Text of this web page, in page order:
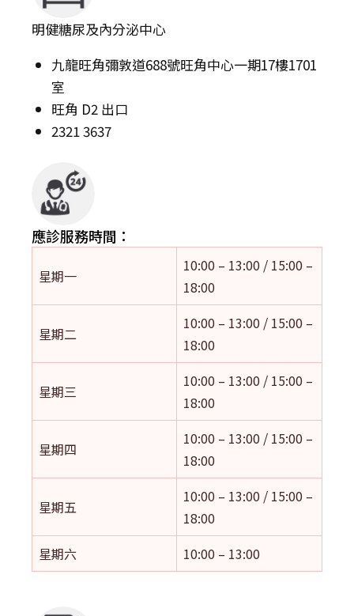
明健糖尿及內分泌中心
九龍旺角彌敦道688號旺角中心一期17樓1701
室
旺角 D2 出口
2321 3637
應診服務時間：
星期一
10:00 – 13:00 / 15:00 –
18:00
星期二
10:00 – 13:00 / 15:00 –
18:00
星期三
10:00 – 13:00 / 15:00 –
18:00
星期四
10:00 – 13:00 / 15:00 –
18:00
星期五
10:00 – 13:00 / 15:00 –
18:00
星期六
10:00 – 13:00